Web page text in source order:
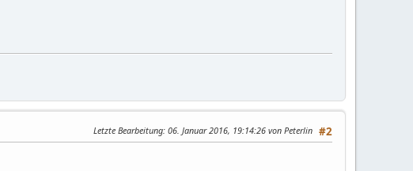
#2
Letzte Bearbeitung: 06. Januar 2016, 19:14:26 von Peterlin